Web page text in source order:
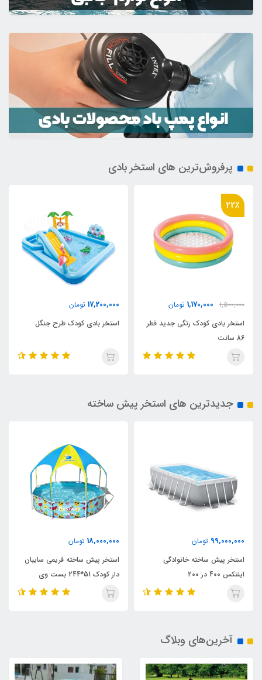
پرفروش‌ترین های استخر بادی
22٪
1,500,000
1,170,000 تومان
استخر بادی کودک رنگی جدید قطر
86 سانت
17,200,000 تومان
استخر بادی کودک طرح جنگل
جدیدترین های استخر پیش ساخته
99,000,000 تومان
استخر پیش ساخته خانوادگی
اینتکس 400 در 200
18,000,000 تومان
استخر پیش ساخته فریمی سایبان
دار کودک 51*244 بست وی
آخرین‌های وبلاگ